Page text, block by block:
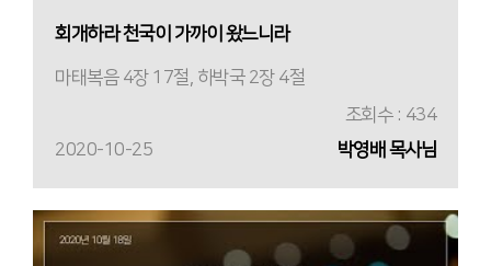
회개하라 천국이 가까이 왔느니라
마태복음 4장 17절, 하박국 2장 4절
조회수 : 434
2020-10-25
박영배 목사님